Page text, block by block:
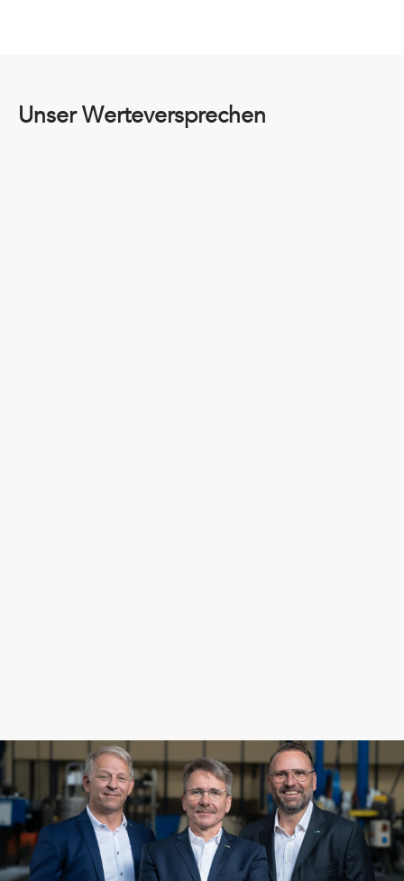
Unser Werteversprechen